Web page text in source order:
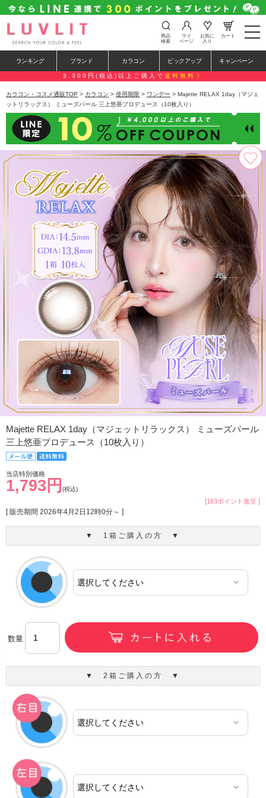
t
o
e
n
a
a
i
o
n
商品
検索
マイ
ページ
お気に
入り
カート
ランキング ブランド カラコン ピックアップ キャンペーン
3,300円(税込)以上ご購入で 送料無料！
カラコン・コスメ通販TOP > カラコン > 使用期限 > ワンデー > Majette RELAX 1day（マジェ
ットリラックス） ミューズパール 三上悠亜プロデュース（10枚入り）
Majette RELAX 1day（マジェットリラックス） ミューズパール
三上悠亜プロデュース（10枚入り）
当店特別価格
1,793円 (税込)
[163ポイント進呈 ]
[ 販売期間 2026年4月2日12時0分～ ]
▼ 1箱ご購入の方 ▼
数量
▼ 2箱ご購入の方 ▼